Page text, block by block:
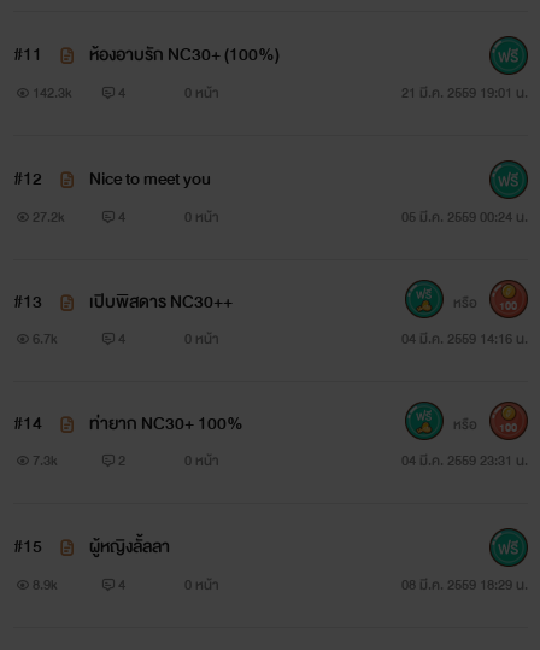
เขาแรงๆ
Ebook แบบแก้ไขปรับปรุงมาแล้วนะคะ
Stylo Romantique
#11 ห้องอาบรัก NC30+ (100%)
142.3k 4 0 หน้า 21 มี.ค. 2559 19:01 น.
#12 Nice to meet you
27.2k 4 0 หน้า 05 มี.ค. 2559 00:24 น.
#13 เปิบพิสดาร NC30++
6.7k 4 0 หน้า 04 มี.ค. 2559 14:16 น.
หรือ 100
#14 ท่ายาก NC30+ 100%
7.3k 2 0 หน้า 04 มี.ค. 2559 23:31 น.
หรือ 100
#15 ผู้หญิงลั้ลลา
8.9k 4 0 หน้า 08 มี.ค. 2559 18:29 น.